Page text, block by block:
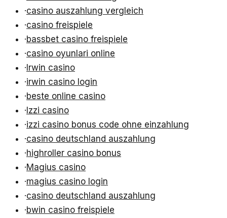
·casino auszahlung vergleich
·casino freispiele
·bassbet casino freispiele
·casino oyunlari online
·Irwin casino
·irwin casino login
·beste online casino
·Izzi casino
·izzi casino bonus code ohne einzahlung
·casino deutschland auszahlung
·highroller casino bonus
·Magius casino
·magius casino login
·casino deutschland auszahlung
·bwin casino freispiele